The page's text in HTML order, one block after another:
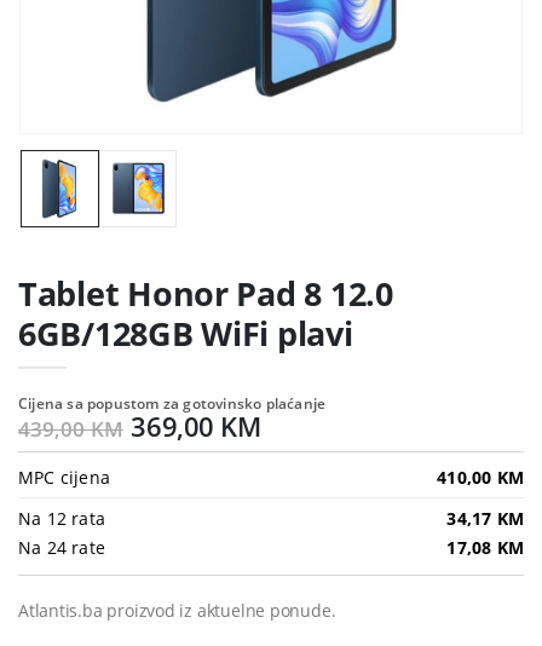
Tablet Honor Pad 8 12.0
6GB/128GB WiFi plavi
Cijena sa popustom za gotovinsko plaćanje
439,00 KM 369,00 KM
MPC cijena
410,00 KM
Na 12 rata
34,17 KM
Na 24 rate
17,08 KM
Atlantis.ba proizvod iz aktuelne ponude.